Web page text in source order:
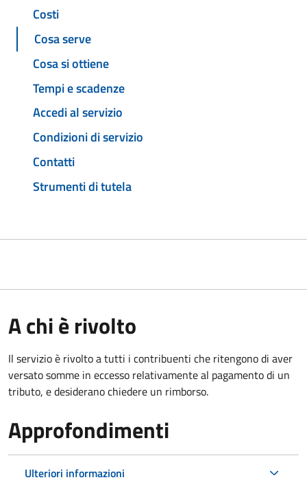
Costi
Cosa serve
Cosa si ottiene
Tempi e scadenze
Accedi al servizio
Condizioni di servizio
Contatti
Strumenti di tutela
A chi è rivolto
Il servizio è rivolto a tutti i contribuenti che ritengono di aver
versato somme in eccesso relativamente al pagamento di un
tributo, e desiderano chiedere un rimborso.
Approfondimenti
Ulteriori informazioni